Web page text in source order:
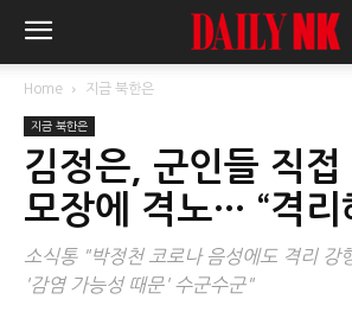
Home 지금 북한은
지금 북한은
김정은, 군인들 직
모장에 격노… “격리
소식통 "박정천 코로나 음성에도 격리 강
'감염 가능성 때문' 수군수군"